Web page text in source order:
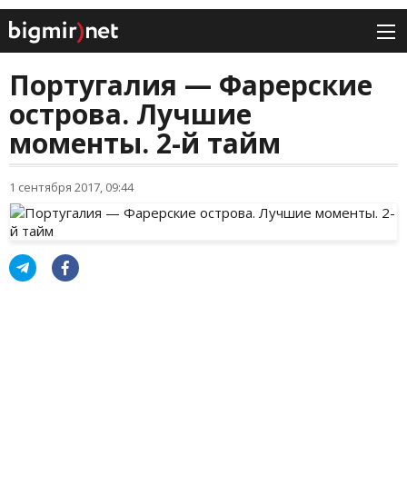
Португалия — Фарерские
острова. Лучшие
моменты. 2-й тайм
1 сентября 2017, 09:44